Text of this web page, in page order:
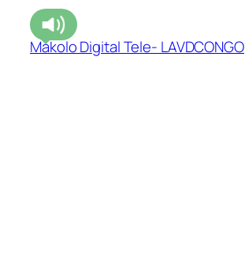
Makolo Digital Tele- LAVDCONGO